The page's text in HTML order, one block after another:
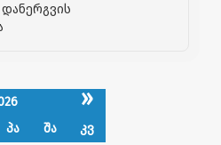
»
პა შა
კვ